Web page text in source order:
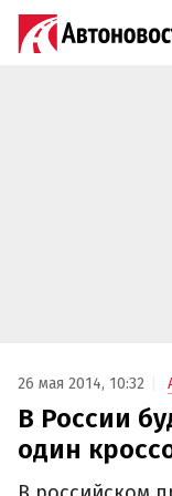
26 мая 2014, 10:32
В России
один